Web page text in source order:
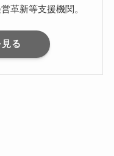
革新等支援機関。
る